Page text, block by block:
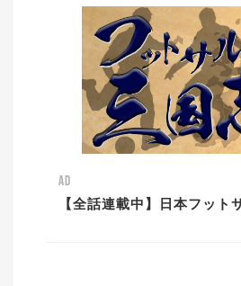
AD
【全話連載中】日本フッ